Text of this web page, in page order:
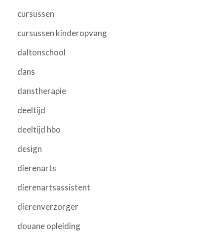
cursussen
cursussen kinderopvang
daltonschool
dans
danstherapie
deeltijd
deeltijd hbo
design
dierenarts
dierenartsassistent
dierenverzorger
douane opleiding